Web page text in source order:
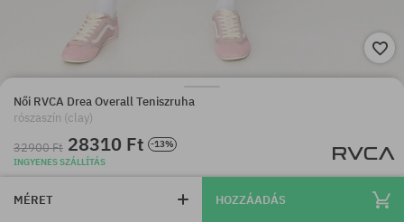
Női RVCA Drea Overall Teniszruha
rószaszín (clay)
32900 Ft 28310 Ft
-13%
INGYENES SZÁLLÍTÁS
MÉRET HOZZÁADÁS